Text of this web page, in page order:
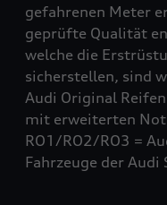
gefahrenen Meter
geprüfte Qualität
welche die
sicherstellen, sind
Audi Original
mit erweiterten
RO1/RO2/RO3 =
Fahrzeuge der Audi